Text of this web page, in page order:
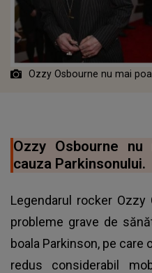
Ozzy Osbourne nu mai
Ozzy Osbourne
cauza Parkinsonului.
Legendarul rocker
probleme grave de
boala Parkinson, pe care
redus considerabil